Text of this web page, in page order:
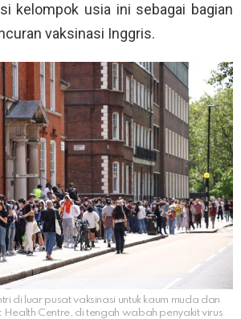
kelompok usia ini sebagai bagian
vaksinasi Inggris.
di luar pusat vaksinasi untuk kaum muda dan
Health Centre, di tengah wabah penyakit virus